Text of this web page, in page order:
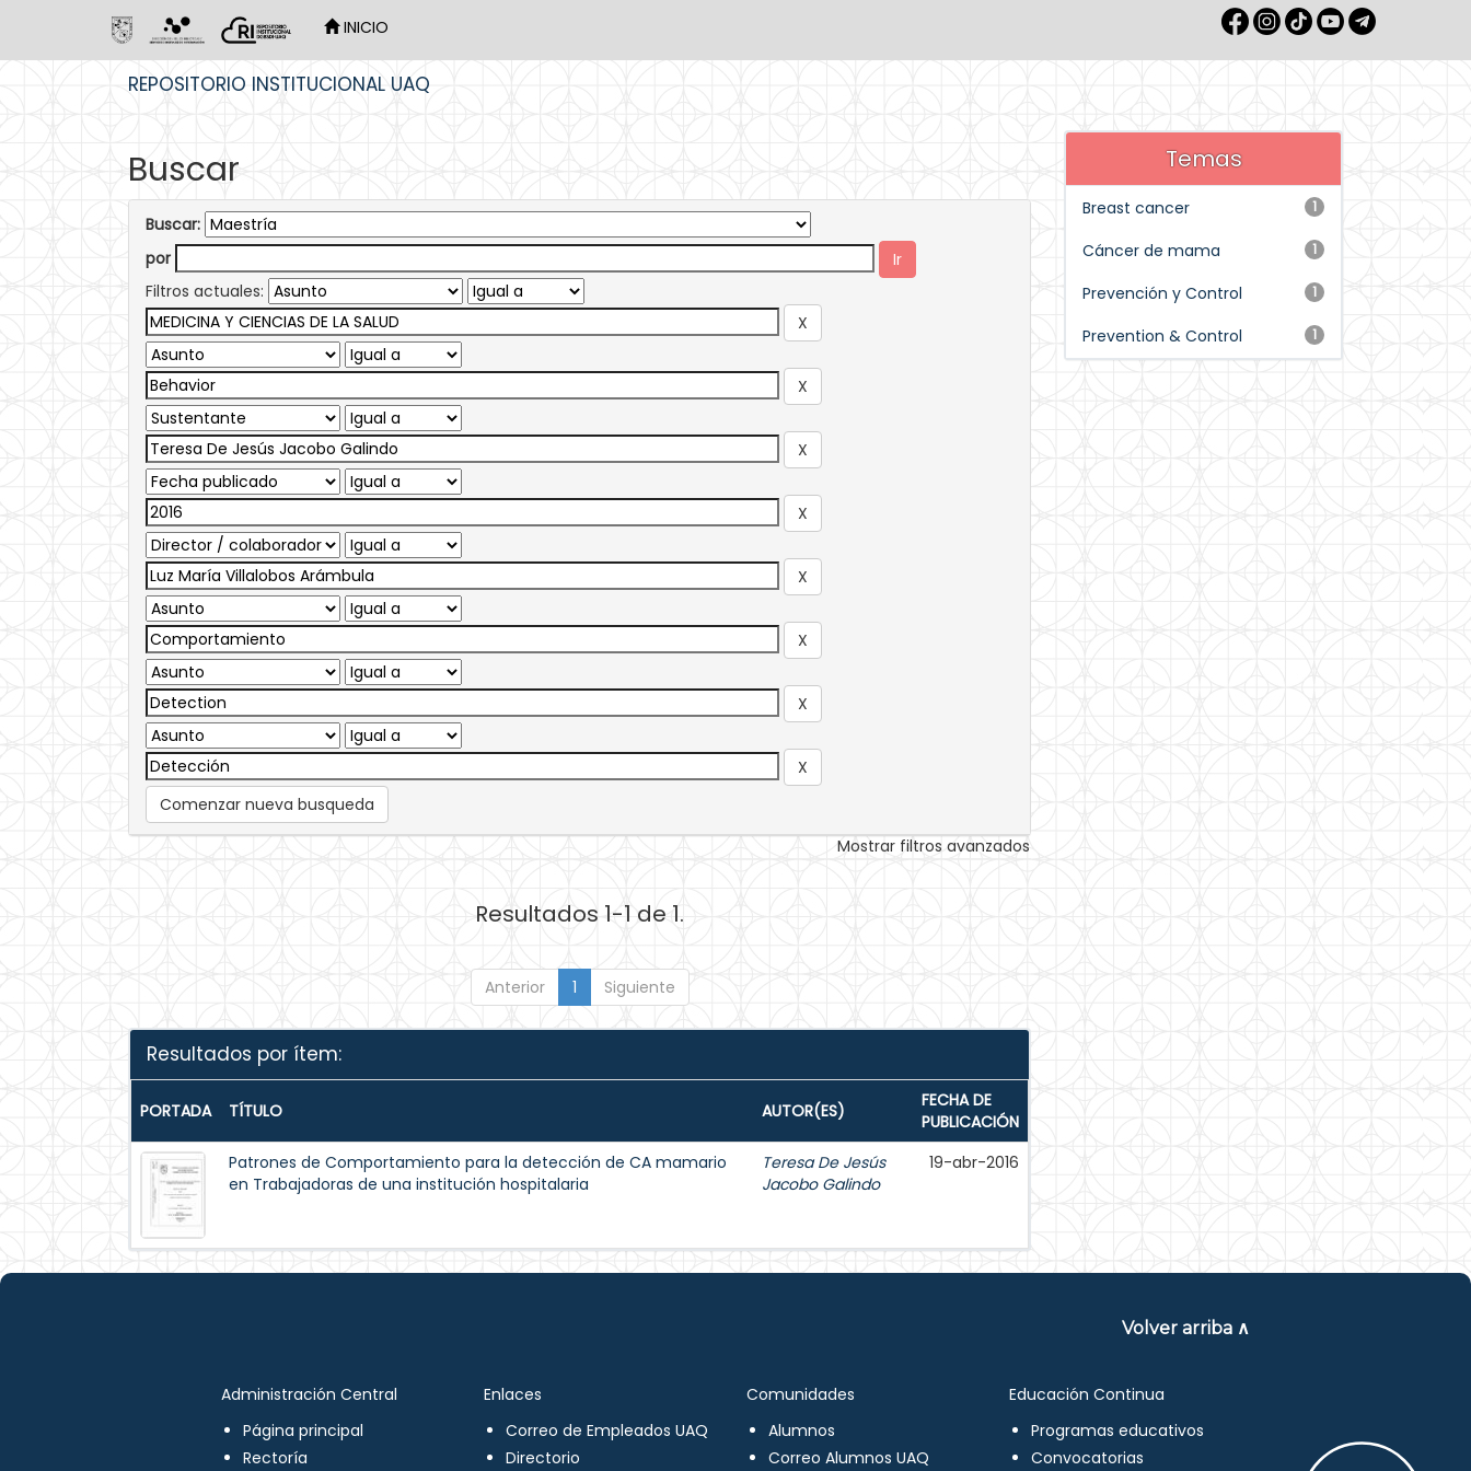
INICIO
REPOSITORIO INSTITUCIONAL UAQ
Buscar
Buscar:
por
Filtros actuales:
Comenzar nueva busqueda
Mostrar filtros avanzados
Resultados 1-1 de 1.
Anterior 1 Siguiente
Resultados por ítem:
PORTADA TÍTULO AUTOR(ES)
FECHA DE
PUBLICACIÓN
Patrones de Comportamiento para la detección de CA mamario
en Trabajadoras de una institución hospitalaria
Teresa De Jesús
Jacobo Galindo
19-abr-2016
Temas
1
Breast cancer
1
Cáncer de mama
1
Prevención y Control
1
Prevention & Control
Volver arriba ∧
Administración Central
Página principal
Rectoría
Enlaces
Correo de Empleados UAQ
Directorio
Comunidades
Alumnos
Correo Alumnos UAQ
Educación Continua
Programas educativos
Convocatorias